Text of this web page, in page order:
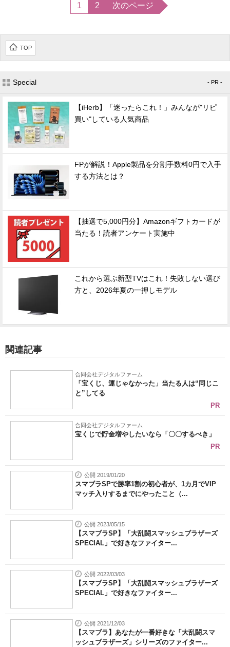
1 2 次のページ
TOP
Special - PR -
【iHerb】「迷ったらこれ！」みんなが"リピ
買い"している人気商品
FPが解説！Apple製品を分割手数料0円で入手
する方法とは？
【抽選で5,000円分】Amazonギフトカードが
当たる！読者アンケート実施中
これから選ぶ新型TVはこれ！失敗しない選び
方と、2026年夏の一押しモデル
関連記事
合同会社デジタルファーム
「宝くじ、運じゃなかった」当たる人は“同じこ
と”してる
PR
合同会社デジタルファーム
宝くじで貯金増やしたいなら「〇〇するべき」
PR
公開 2019/01/20
スマブラSPで勝率1割の初心者が、1カ月でVIP
マッチ入りするまでにやったこと（...
公開 2023/05/15
【スマブラSP】「大乱闘スマッシュブラザーズ
SPECIAL」で好きなファイター...
公開 2022/03/03
【スマブラSP】「大乱闘スマッシュブラザーズ
SPECIAL」で好きなファイター...
公開 2021/12/03
【スマブラ】あなたが一番好きな「大乱闘スマ
ッシュブラザーズ」シリーズのファイター...